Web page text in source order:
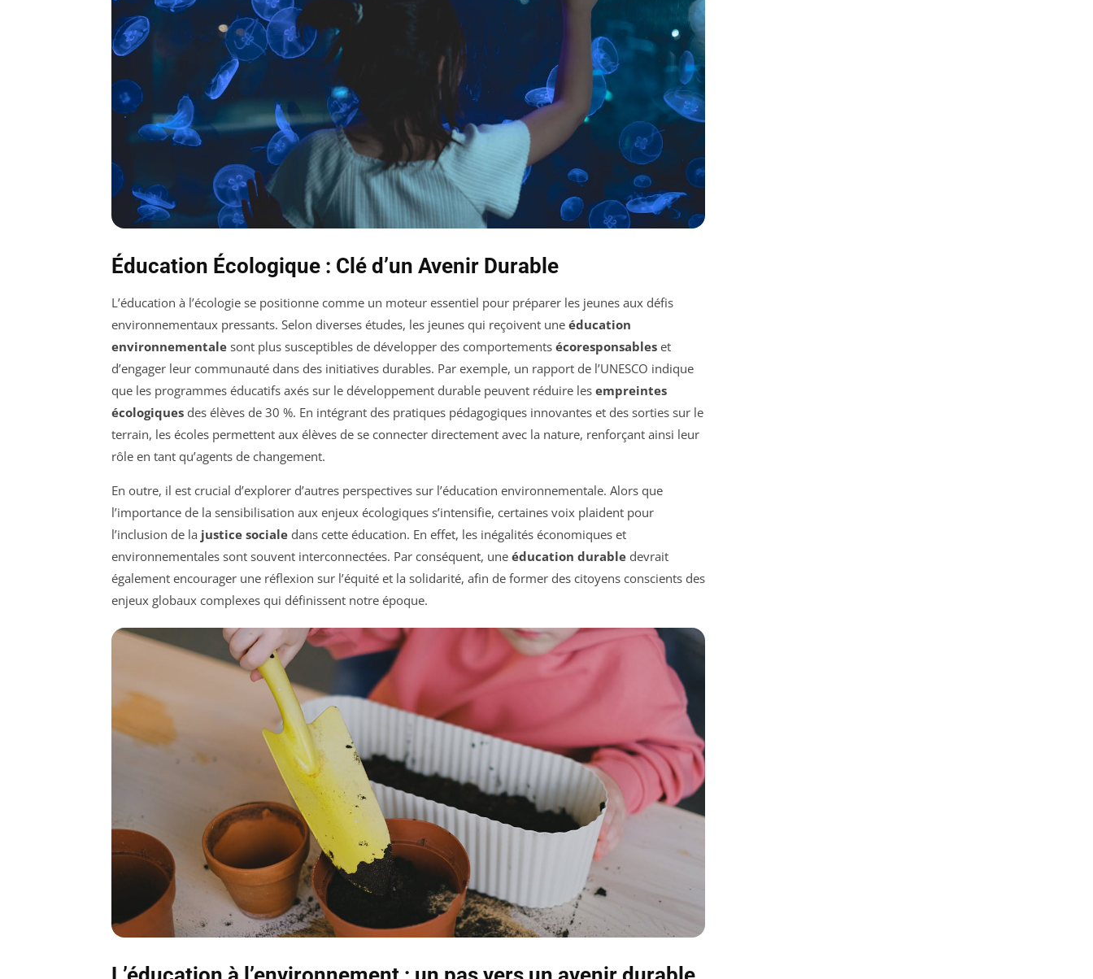
Éducation Écologique : Clé d’un Avenir Durable
L’éducation à l’écologie se positionne comme un moteur essentiel pour préparer les jeunes aux défis
environnementaux pressants. Selon diverses études, les jeunes qui reçoivent une éducation
environnementale sont plus susceptibles de développer des comportements écoresponsables et
d’engager leur communauté dans des initiatives durables. Par exemple, un rapport de l’UNESCO indique
que les programmes éducatifs axés sur le développement durable peuvent réduire les empreintes
écologiques des élèves de 30 %. En intégrant des pratiques pédagogiques innovantes et des sorties sur le
terrain, les écoles permettent aux élèves de se connecter directement avec la nature, renforçant ainsi leur
rôle en tant qu’agents de changement.
En outre, il est crucial d’explorer d’autres perspectives sur l’éducation environnementale. Alors que
l’importance de la sensibilisation aux enjeux écologiques s’intensifie, certaines voix plaident pour
l’inclusion de la justice sociale dans cette éducation. En effet, les inégalités économiques et
environnementales sont souvent interconnectées. Par conséquent, une éducation durable devrait
également encourager une réflexion sur l’équité et la solidarité, afin de former des citoyens conscients des
enjeux globaux complexes qui définissent notre époque.